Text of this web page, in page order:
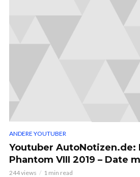
ANDERE YOUTUBER
Youtuber AutoNotizen.de:
Phantom VIII 2019 – Date
244 views 1 min read